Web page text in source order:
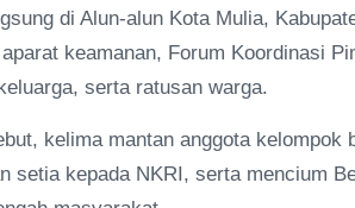
di Alun-alun Kota Mulia,
keamanan, Forum Koordinasi
serta ratusan warga.
kelima mantan anggota
setia kepada NKRI, serta mencium